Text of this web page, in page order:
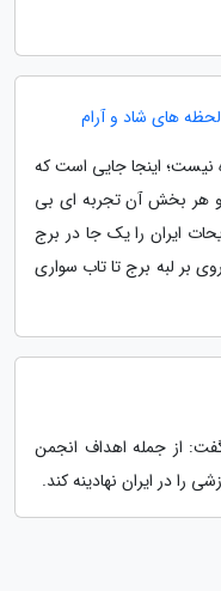
لحظه های شاد و آرام
نیست؛ اینجا جایی است که
هر بخش آن تجربه ای بی
ایران را یک جا در برج
بر لبه برج تا تاب سواری
گفت: از جمله اهداف انجمن
را در ایران نهادینه کند.